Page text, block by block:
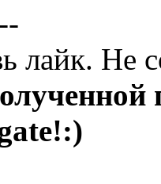
лайк. Не